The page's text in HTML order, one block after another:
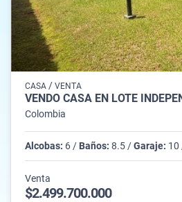
CASA / VENTA
Colombia
Alcobas: 6 / Baños: 8.5 /Garaje: 10
Venta
$2.499.700.000